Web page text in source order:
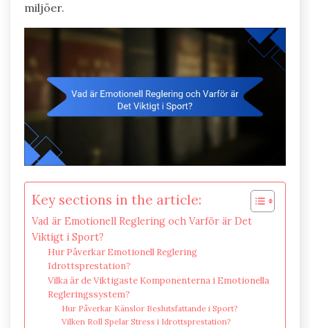
miljöer.
Key sections in the article:
Vad är Emotionell Reglering och Varför är Det
Viktigt i Sport?
Hur Påverkar Emotionell Reglering
Idrottsprestation?
Vilka är de Viktigaste Komponenterna i Emotionella
Regleringssystem?
Hur Påverkar Känslor Beslutsfattande i Sport?
Vilken Roll Spelar Stress i Idrottsprestation?